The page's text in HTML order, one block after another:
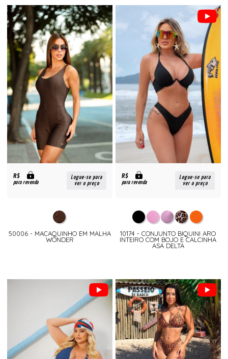
R$
para revenda
Logue-se para
ver o preço
50006 - MACAQUINHO EM MALHA
WONDER
R$
para revenda
Logue-se para
ver o preço
10174 - CONJUNTO BIQUINI ARO
INTEIRO COM BOJO E CALCINHA
ASA DELTA